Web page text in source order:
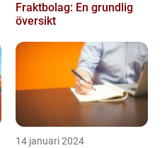
Fraktbolag: En grundlig
översikt
14 januari 2024